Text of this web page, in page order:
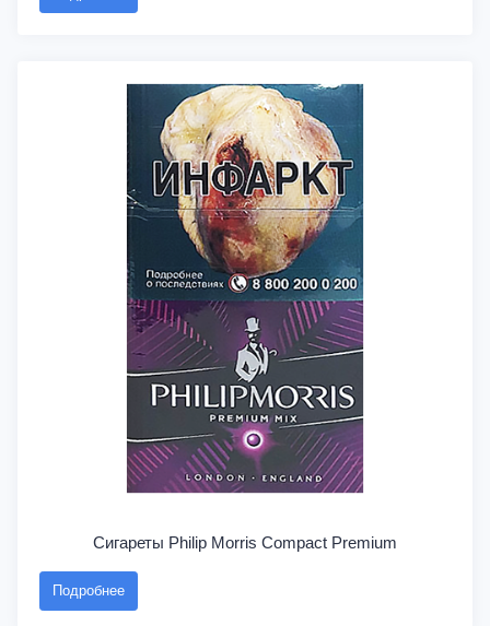
Сигареты Philip Morris Compact Premium
Подробнее